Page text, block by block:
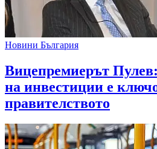
Новини България
Вицепремиерът
на инвестиции е
правителството